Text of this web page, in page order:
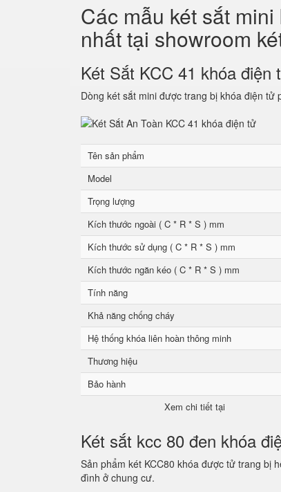
Các mẫu két sắt
nhất tại showroom
Két Sắt KCC 41 khóa điện
Dòng két sắt mini được trang bị khóa điện tử
Tên sản phẩm
Model
Trọng lượng
Kích thước ngoài ( C * R * S ) mm
Kích thước sử dụng ( C * R * S ) mm
Kích thước ngăn kéo ( C * R * S ) mm
Tính năng
Khả năng chống cháy
Hệ thống khóa liên hoàn thông minh
Thương hiệu
Bảo hành
Xem chi tiết tại
Két sắt kcc 80 đen khóa
Sản phẩm két KCC80 khóa được tử trang bị
đình ở chung cư.